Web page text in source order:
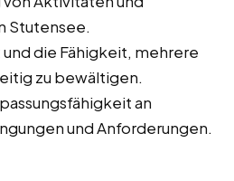
Stutensee.
die Fähigkeit, mehrere
zu bewältigen.
an
und Anforderungen.